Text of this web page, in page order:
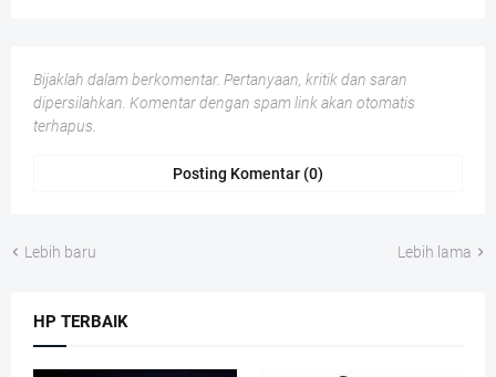
Bijaklah dalam berkomentar. Pertanyaan, kritik dan saran
dipersilahkan. Komentar dengan spam link akan otomatis
terhapus.
Posting Komentar (0)
Lebih baru Lebih lama
HP TERBAIK